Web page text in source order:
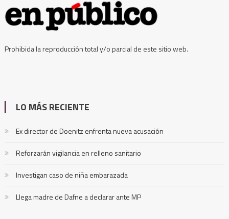
Prohibida la reproducción total y/o parcial de este sitio web.
LO MÁS RECIENTE
Ex director de Doenitz enfrenta nueva acusación
Reforzarán vigilancia en relleno sanitario
Investigan caso de niña embarazada
Llega madre de Dafne a declarar ante MP